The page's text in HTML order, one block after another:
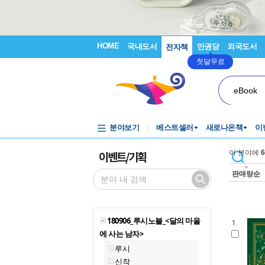
HOME 국내도서 전자책 만권당
첫달무료
외국도서
eBook
분야보기 베스트셀러 새로나온책 이
이벤트/기획
180906_루시노블_<달의 마을
에 사는 남자>
루시
신작
이 분야에 6
판매량순
1.